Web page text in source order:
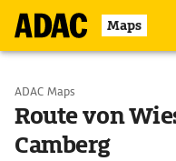
Maps
Start wählen
Ziel eingeben
ADAC Maps
Route von
Camberg